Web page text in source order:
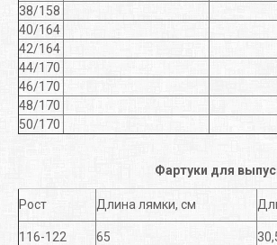
38/158
40/164
42/164
44/170
46/170
48/170
50/170
Фартуки для
Рост Длина лямки, см
116-122 65